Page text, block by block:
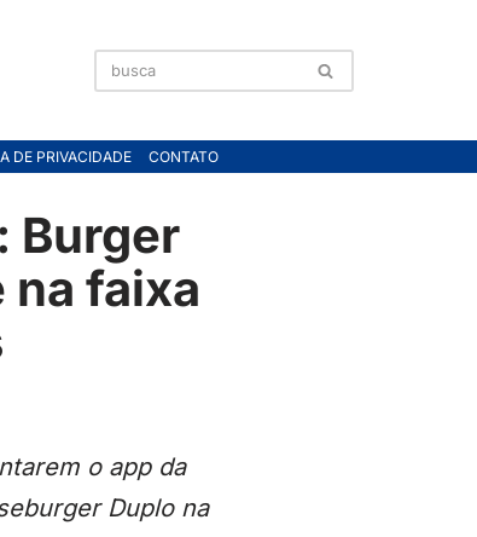
DE PRIVACIDADE CONTATO
Burger
faixa
o app da
Duplo na